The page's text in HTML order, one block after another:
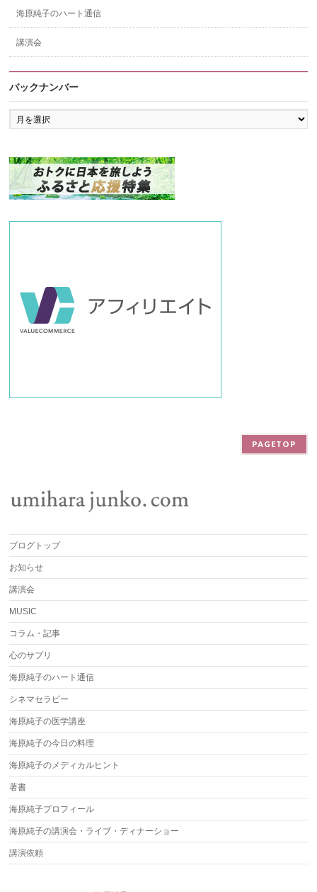
海原純子のハート通信
講演会
バックナンバー
バ
ッ
ク
ン
バ
ー
PAGETOP
ブログトップ
お知らせ
講演会
MUSIC
コラム・記事
心のサプリ
海原純子のハート通信
シネマセラピー
海原純子の医学講座
海原純子の今日の料理
海原純子のメディカルヒント
著書
海原純子プロフィール
海原純子の講演会・ライブ・ディナーショー
講演依頼